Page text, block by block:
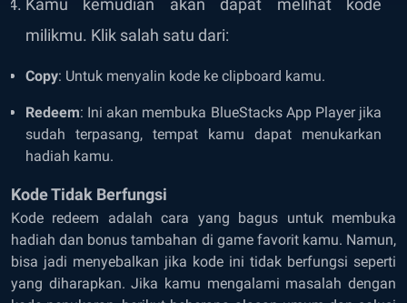
Kamu kemudian akan dapat melihat kode
milikmu. Klik salah satu dari:
Copy: Untuk menyalin kode ke clipboard kamu.
Redeem: Ini akan membuka BlueStacks App Player jika
sudah terpasang, tempat kamu dapat menukarkan
hadiah kamu.
Kode Tidak Berfungsi
Kode redeem adalah cara yang bagus untuk membuka
hadiah dan bonus tambahan di game favorit kamu. Namun,
bisa jadi menyebalkan jika kode ini tidak berfungsi seperti
yang diharapkan. Jika kamu mengalami masalah dengan